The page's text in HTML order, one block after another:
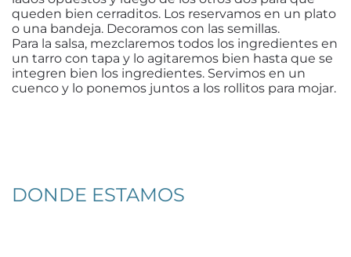
queden bien cerraditos. Los reservamos en un plato
o una bandeja. Decoramos con las semillas.
Para la salsa, mezclaremos todos los ingredientes en
un tarro con tapa y lo agitaremos bien hasta que se
integren bien los ingredientes. Servimos en un
cuenco y lo ponemos juntos a los rollitos para mojar.
DONDE ESTAMOS